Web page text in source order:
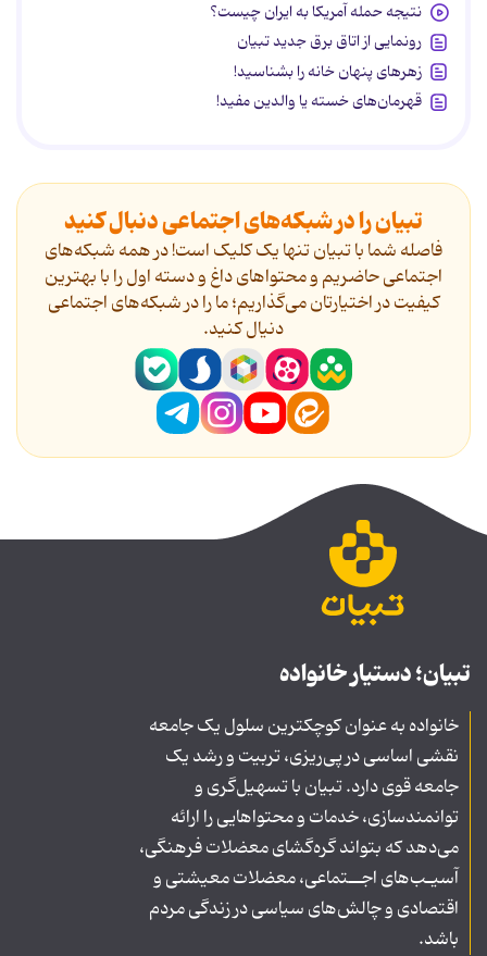
نتیجه حمله آمریکا به ایران چیست؟
رونمایی از اتاق برق جدید تبیان
زهرهای پنهان خانه را بشناسید!
قهرمان‌های خسته یا والدین مفید!
تبیان را در شبکه‌های اجتماعی دنبال کنید
فاصله شما با تبیان تنها یک کلیک است! در همه شبکه‌های
اجتماعی حاضریم و محتواهای داغ و دسته اول را با بهترین
کیفیت در اختیارتان می‌گذاریم؛ ما را در شبکه‌های اجتماعی
دنیال کنید.
تبیان؛ دستیار خانواده
خانواده به عنوان کوچکترین سلول یک جامعه
نقشی اساسی در پی‌ریزی، تربیت و رشد یک
جامعه قوی دارد. تبیان با تسهیل‌گری و
توانمندسازی، خدمات و محتواهایی را ارائه
می‌دهد که بتواند گره‌گشای معضلات فرهنگی،
آسیـب‌های اجــتماعی، معضلات معیشتی و
اقتصادی و چالش‌های سیاسی در زندگی مردم
باشد.